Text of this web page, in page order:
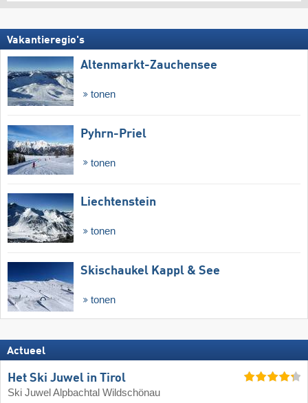
Vakantieregio's
Altenmarkt-Zauchensee
tonen
Pyhrn-Priel
tonen
Liechtenstein
tonen
Skischaukel Kappl & See
tonen
Actueel
Het Ski Juwel in Tirol
Ski Juwel Alpbachtal Wildschönau